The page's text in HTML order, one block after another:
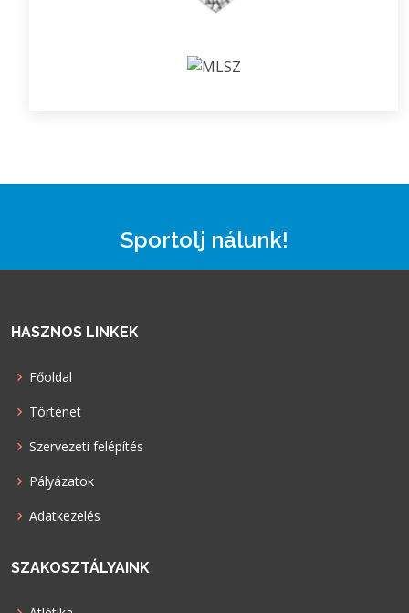
Sportolj nálunk!
HASZNOS LINKEK
Főoldal
Történet
Szervezeti felépítés
Pályázatok
Adatkezelés
SZAKOSZTÁLYAINK